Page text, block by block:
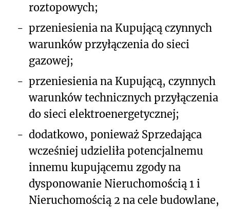
roztopowych;
- przeniesienia na Kupującą czynnych
warunków przyłączenia do sieci
gazowej;
- przeniesienia na Kupującą, czynnych
warunków technicznych przyłączenia
do sieci elektroenergetycznej;
- dodatkowo, ponieważ Sprzedająca
wcześniej udzieliła potencjalnemu
innemu kupującemu zgody na
dysponowanie Nieruchomością 1 i
Nieruchomością 2 na cele budowlane,